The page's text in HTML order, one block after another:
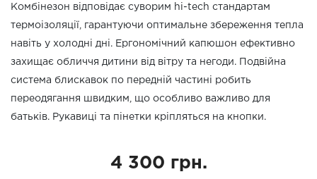
Комбінезон відповідає суворим hi-tech стандартам
термоізоляції, гарантуючи оптимальне збереження тепла
навіть у холодні дні. Ергономічний капюшон ефективно
захищає обличчя дитини від вітру та негоди. Подвійна
система блискавок по передній частині робить
переодягання швидким, що особливо важливо для
батьків. Рукавиці та пінетки кріпляться на кнопки.
4 300 грн.